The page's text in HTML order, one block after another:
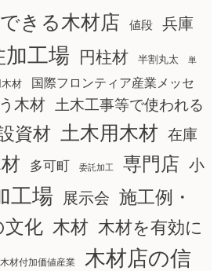
きる木材店 値段
兵庫
加工場 円柱材 半割丸太 単
材 国際フロンティア産業メッセ
木材
土木工事等で使われる
資材 土木用木材 在庫
多可町 委託加工 専門店 小
工場 展示会 施工例・
文化 木材 木材を有効に
木材付加価値産業
木材店の信